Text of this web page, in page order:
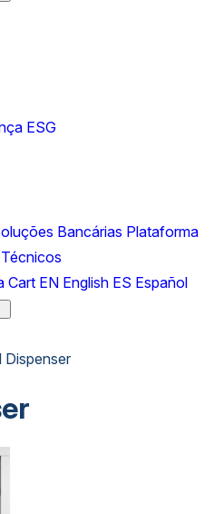
ESG
Bancárias Plataforma
Cart EN English ES Español
Dispenser